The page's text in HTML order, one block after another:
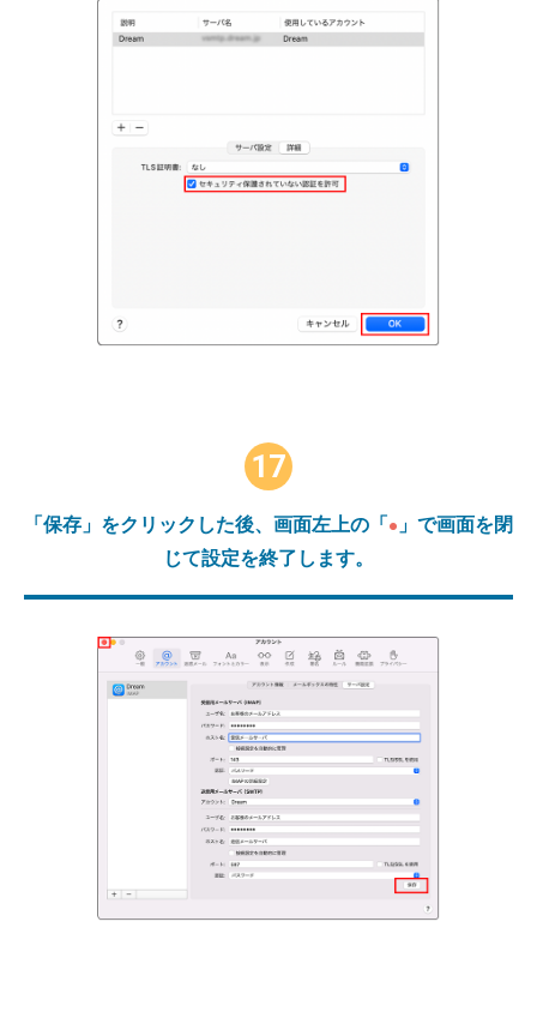
17
「保存」をクリックした後、画面左上の「● 」で画面を閉
じて設定を終了します。